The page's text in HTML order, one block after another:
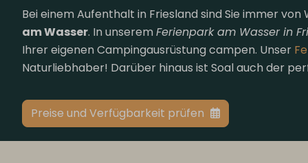
Bei einem Aufenthalt in Friesland sind Sie immer
am Wasser. In unseremFerienpark am Wasser in
Ihrer eigenen Campingausrüstung campen. Unser
Naturliebhaber! Darüber hinaus ist Soal auch der
Preise und Verfügbarkeit prüfen